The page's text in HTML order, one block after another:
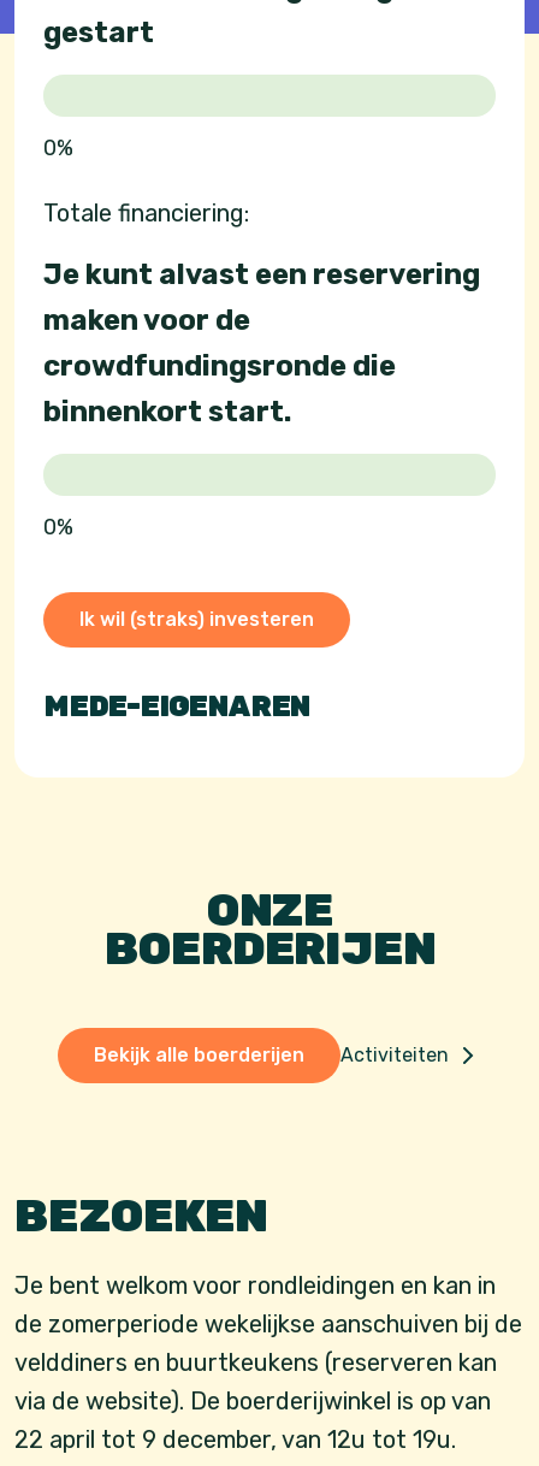
gestart
0%
Totale financiering:
Je kunt alvast een reservering
maken voor de
crowdfundingsronde die
binnenkort start.
0%
Ik wil (straks) investeren
MEDE-EIGENAREN
ONZE
BOERDERIJEN
Bekijk alle boerderijen Activiteiten
BEZOEKEN
Je bent welkom voor rondleidingen en kan in
de zomerperiode wekelijkse aanschuiven bij de
velddiners en buurtkeukens (reserveren kan
via de website). De boerderijwinkel is op van
22 april tot 9 december, van 12u tot 19u.